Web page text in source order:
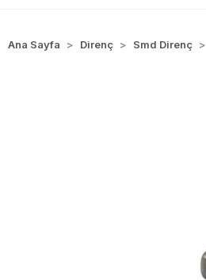
Ana Sayfa Direnç Smd Direnç